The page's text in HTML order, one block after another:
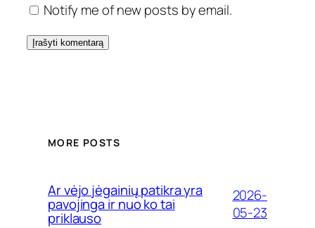
Notify me of new posts by email.
MORE POSTS
Ar vėjo jėgainių patikra yra
pavojinga ir nuo ko tai
priklauso
2026-
05-23